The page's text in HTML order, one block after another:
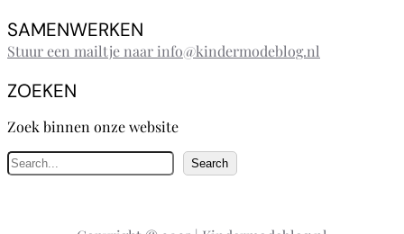
SAMENWERKEN
Stuur een mailtje naar info@kindermodeblog.nl
ZOEKEN
Zoek binnen onze website
Z
o
Search